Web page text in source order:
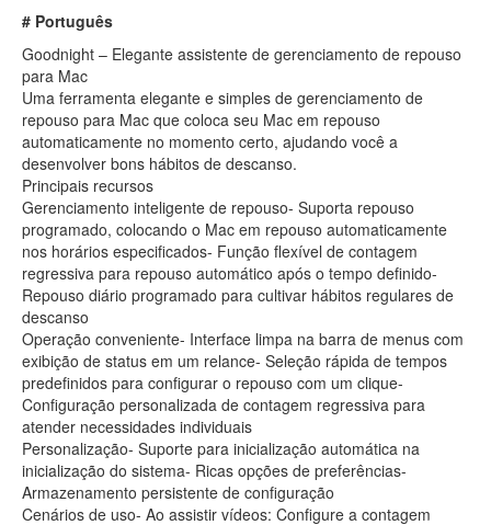
# Português
Goodnight – Elegante assistente de gerenciamento de repouso
para Mac
Uma ferramenta elegante e simples de gerenciamento de
repouso para Mac que coloca seu Mac em repouso
automaticamente no momento certo, ajudando você a
desenvolver bons hábitos de descanso.
Principais recursos
Gerenciamento inteligente de repouso- Suporta repouso
programado, colocando o Mac em repouso automaticamente
nos horários especificados- Função flexível de contagem
regressiva para repouso automático após o tempo definido-
Repouso diário programado para cultivar hábitos regulares de
descanso
Operação conveniente- Interface limpa na barra de menus com
exibição de status em um relance- Seleção rápida de tempos
predefinidos para configurar o repouso com um clique-
Configuração personalizada de contagem regressiva para
atender necessidades individuais
Personalização- Suporte para inicialização automática na
inicialização do sistema- Ricas opções de preferências-
Armazenamento persistente de configuração
Cenários de uso- Ao assistir vídeos: Configure a contagem